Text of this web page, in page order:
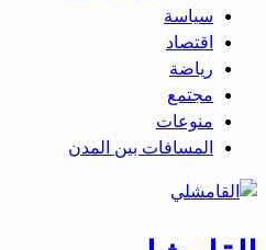
سياسة
اقتصاد
رياضة
مجتمع
منوعات
المسافات بين المدن